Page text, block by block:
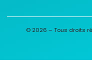
© 2026 – Tous droits